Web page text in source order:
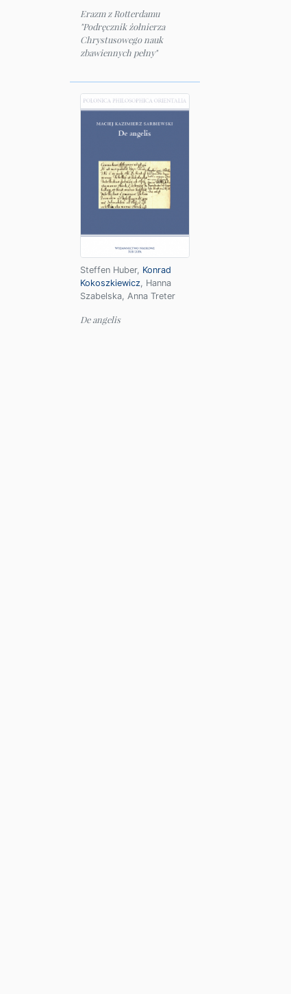
Erazm z Rotterdamu
"Podręcznik żołnierza
Chrystusowego nauk
zbawiennych pełny"
Steffen Huber, Konrad
Kokoszkiewicz, Hanna
Szabelska, Anna Treter
De angelis